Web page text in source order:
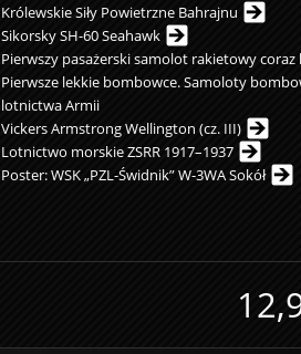
Królewskie Siły Powietrzne Bahrajnu
Sikorsky SH-60 Seahawk
Pierwszy pasażerski samolot rakietowy coraz
Pierwsze lekkie bombowce. Samoloty
lotnictwa Armii
Vickers Armstrong Wellington (cz. III)
Lotnictwo morskie ZSRR 1917–1937
Poster:WSK „PZL-Świdnik” W-3WA Sokół